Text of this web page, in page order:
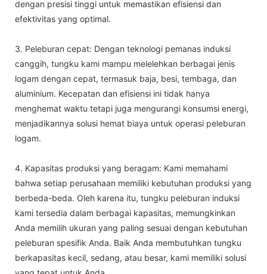
dengan presisi tinggi untuk memastikan efisiensi dan
efektivitas yang optimal.
3. Peleburan cepat: Dengan teknologi pemanas induksi
canggih, tungku kami mampu melelehkan berbagai jenis
logam dengan cepat, termasuk baja, besi, tembaga, dan
aluminium. Kecepatan dan efisiensi ini tidak hanya
menghemat waktu tetapi juga mengurangi konsumsi energi,
menjadikannya solusi hemat biaya untuk operasi peleburan
logam.
4. Kapasitas produksi yang beragam: Kami memahami
bahwa setiap perusahaan memiliki kebutuhan produksi yang
berbeda-beda. Oleh karena itu, tungku peleburan induksi
kami tersedia dalam berbagai kapasitas, memungkinkan
Anda memilih ukuran yang paling sesuai dengan kebutuhan
peleburan spesifik Anda. Baik Anda membutuhkan tungku
berkapasitas kecil, sedang, atau besar, kami memiliki solusi